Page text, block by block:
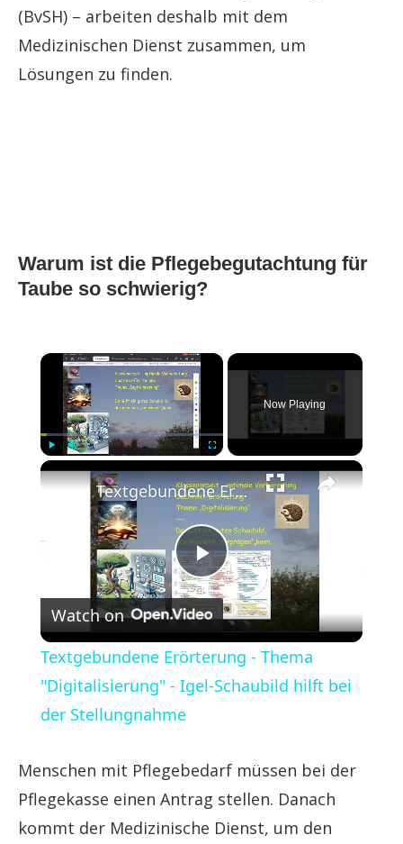
(BvSH) – arbeiten deshalb mit dem
Medizinischen Dienst zusammen, um
Lösungen zu finden.
Warum ist die Pflegebegutachtung für
Taube so schwierig?
×
Now Playing
×
Play
Video
Textgebundene Erörterung - Thema "Digitalisierung" - Igel-Schaubild hilft bei der Stellungnahme
Watch on
Textgebundene Erörterung - Thema
"Digitalisierung" - Igel-Schaubild hilft bei
der Stellungnahme
Menschen mit Pflegebedarf müssen bei der
Pflegekasse einen Antrag stellen. Danach
kommt der Medizinische Dienst, um den